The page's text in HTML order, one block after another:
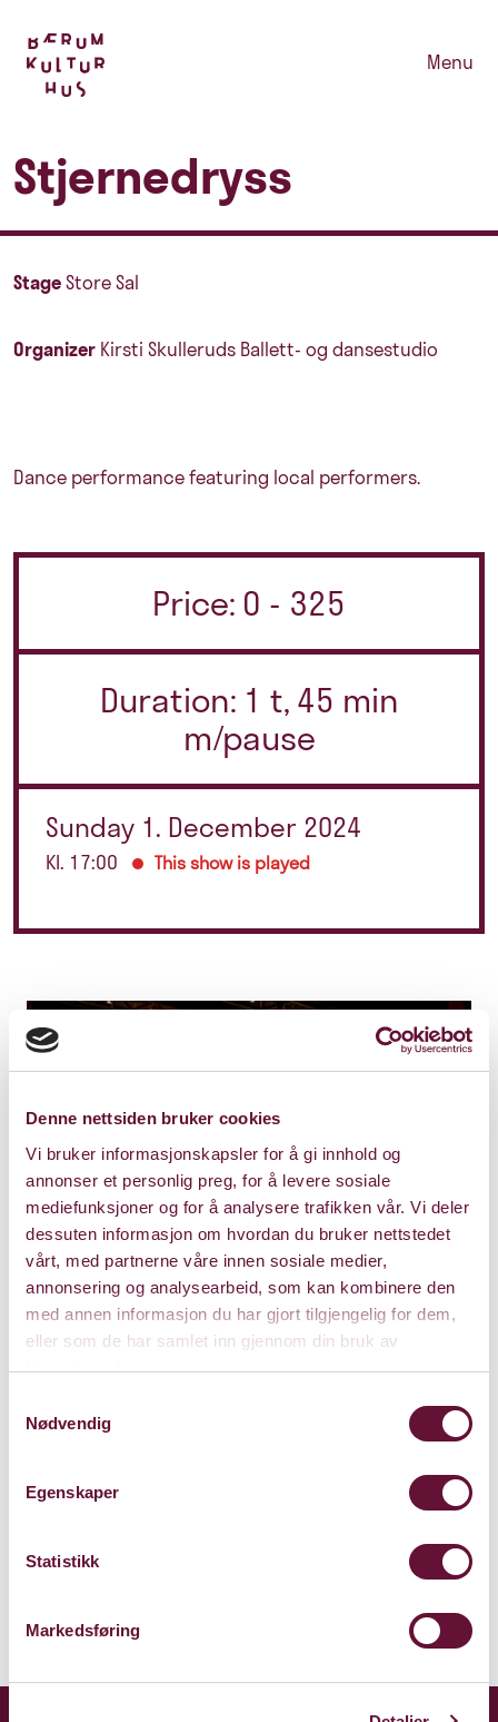
Denne nettsiden bruker cookies
Vi bruker informasjonskapsler for å gi innhold og
annonser et personlig preg, for å levere sosiale
mediefunksjoner og for å analysere trafikken vår. Vi deler
dessuten informasjon om hvordan du bruker nettstedet
vårt, med partnerne våre innen sosiale medier,
annonsering og analysearbeid, som kan kombinere den
med annen informasjon du har gjort tilgjengelig for dem,
eller som de har samlet inn gjennom din bruk av
tjenestene deres.
Nødvendig
Egenskaper
Statistikk
Markedsføring
Menu
Stjernedryss
StageStore Sal
Organizer Kirsti Skulleruds Ballett- og dansestudio
Dance performance featuring local performers.
Price: 0 - 325
Duration: 1 t, 45 min
m/pause
Sunday 1. December 2024
Kl. 17:00 This show is played
Store Sal
Bærum Kulturhus